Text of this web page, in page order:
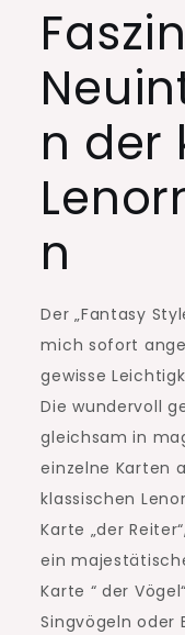
n der
n
Der „Fantasy
mich sofort
gewisse
Die wundervoll
gleichsam in
einzelne Karten
klassischen
Karte „der
ein
Karte “ der
Singvögeln oder